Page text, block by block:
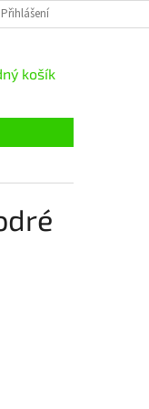
Přihlášení
košík